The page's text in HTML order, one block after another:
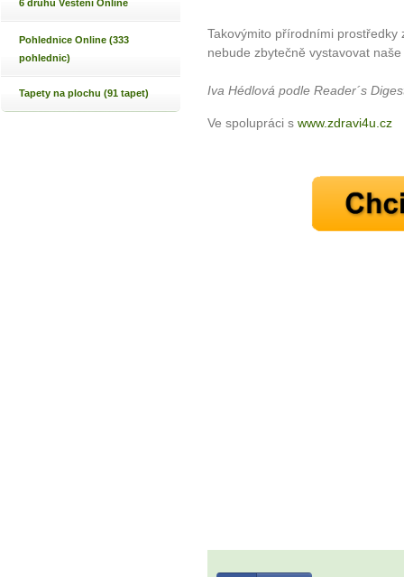
6 druhů Věštění Online
Pohlednice Online (333
pohlednic)
Tapety na plochu (91 tapet)
Takovýmito přírodními
nebude zbytečně vystavovat
Iva Hédlová podle Reader´s
Ve spolupráci s www.zdravi4u.cz